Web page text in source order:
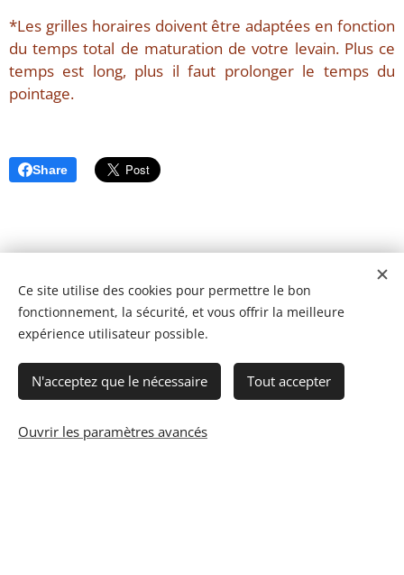
*Les grilles horaires doivent être adaptées en fonction
du temps total de maturation de votre levain. Plus ce
temps est long, plus il faut prolonger le temps du
pointage.
Share
© 2023 Les recettes d'Henri-Luc. Tous droits réservés.
Ce site utilise des cookies pour permettre le bon
fonctionnement, la sécurité, et vous offrir la meilleure
expérience utilisateur possible.
N'acceptez que le nécessaire Tout accepter
Ouvrir les paramètres avancés